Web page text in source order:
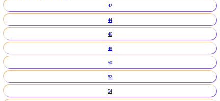
42
44
46
48
50
52
54